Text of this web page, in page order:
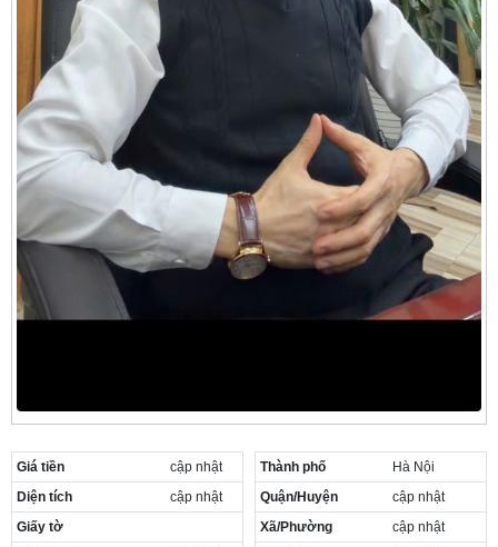
Giá tiền
cập nhật
Diện tích
cập nhật
Giấy tờ
Thành phố
Hà Nội
Quận/Huyện
cập nhật
Xã/Phường
cập nhật